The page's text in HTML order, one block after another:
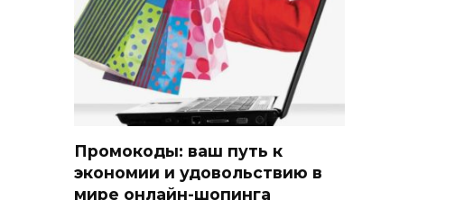
Промокоды: ваш путь к
экономии и удовольствию в
мире онлайн-шопинга